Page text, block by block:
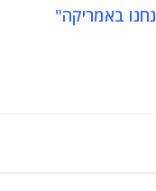
באמריקה"